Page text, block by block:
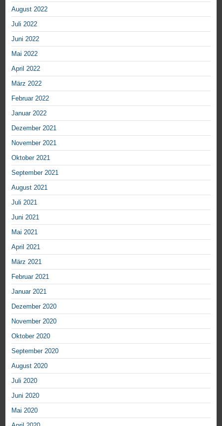
August 2022
Juli 2022
Juni 2022
Mai 2022
April 2022
März 2022
Februar 2022
Januar 2022
Dezember 2021
November 2021
Oktober 2021
September 2021
August 2021
Juli 2021
Juni 2021
Mai 2021
April 2021
März 2021
Februar 2021
Januar 2021
Dezember 2020
November 2020
Oktober 2020
September 2020
August 2020
Juli 2020
Juni 2020
Mai 2020